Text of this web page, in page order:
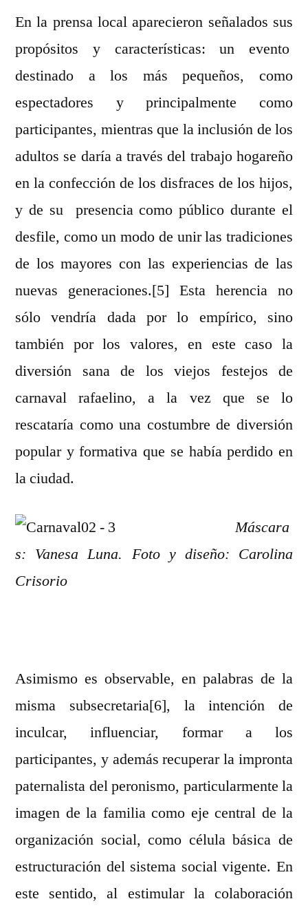
En la prensa local aparecieron señalados sus
propósitos y características: un evento
destinado a los más pequeños, como
espectadores y principalmente como
participantes, mientras que la inclusión de los
adultos se daría a través del trabajo hogareño
en la confección de los disfraces de los hijos,
y de su presencia como público durante el
desfile, como un modo de unir las tradiciones
de los mayores con las experiencias de las
nuevas generaciones.[5] Esta herencia no
sólo vendría dada por lo empírico, sino
también por los valores, en este caso la
diversión sana de los viejos festejos de
carnaval rafaelino, a la vez que se lo
rescataría como una costumbre de diversión
popular y formativa que se había perdido en
la ciudad.
Máscara
s: Vanesa Luna. Foto y diseño: Carolina
Crisorio
Asimismo es observable, en palabras de la
misma subsecretaria[6], la intención de
inculcar, influenciar, formar a los
participantes, y además recuperar la impronta
paternalista del peronismo, particularmente la
imagen de la familia como eje central de la
organización social, como célula básica de
estructuración del sistema social vigente. En
este sentido, al estimular la colaboración